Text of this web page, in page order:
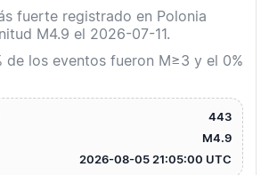
fuerte registrado en Polonia
M4.9 el 2026-07-11.
de los eventos fueron M≥3 y el 0%
443
M4.9
2026-08-05 21:05:00 UTC